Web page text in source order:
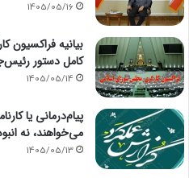
1405/05/16
بیانیه فراکسیون
کامل دستور
1405/05/14
پیام‌درمانی یا
می‌خواهند، نه
1405/05/13